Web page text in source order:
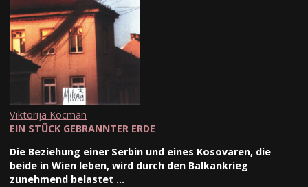
Viktorija Kocman
EIN STÜCK GEBRANNTER ERDE
Die Beziehung einer Serbin und eines Kosovaren, die
beide in Wien leben, wird durch den Balkankrieg
zunehmend belastet …